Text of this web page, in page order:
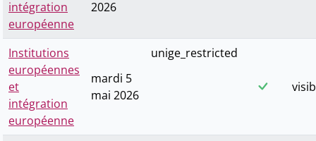
intégration
européenne
2026
Institutions
européennes
et
intégration
européenne
mardi 5
mai 2026
unige_restricted